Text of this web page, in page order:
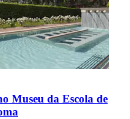
Museu da Escola de